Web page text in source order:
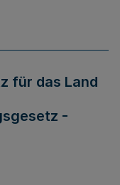
für das Land
-